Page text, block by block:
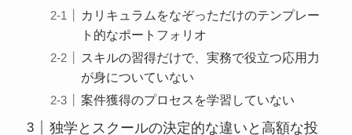
カリキュラムをなぞっただけのテンプレー
ト的なポートフォリオ
スキルの習得だけで、実務で役立つ応用力
が身についていない
案件獲得のプロセスを学習していない
独学とスクールの決定的な違いと高額な投